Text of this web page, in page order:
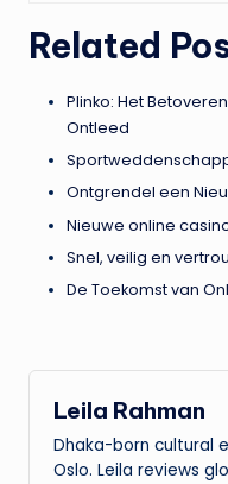
Related
Plinko: Het
Ontleed
Ontgrendel een
Nieuwe online
Snel, veilig en
De Toekomst van
Leila Rahman
Dhaka-born cultural
Oslo. Leila reviews